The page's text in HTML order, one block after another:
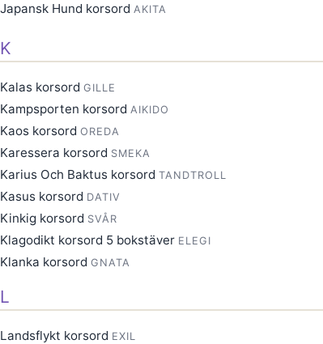
Japansk Hund korsord AKITA
K
Kalas korsord GILLE
Kampsporten korsord AIKIDO
Kaos korsord OREDA
Karessera korsord SMEKA
Karius Och Baktus korsord TANDTROLL
Kasus korsord DATIV
Kinkig korsord SVÅR
Klagodikt korsord 5 bokstäver ELEGI
Klanka korsord GNATA
L
Landsflykt korsord EXIL